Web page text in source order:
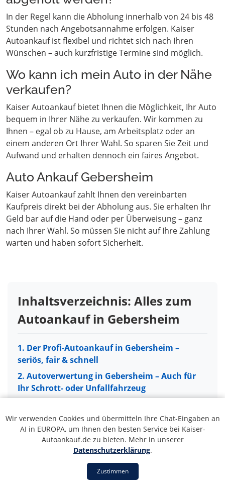
In der Regel kann die Abholung innerhalb von 24 bis 48
Stunden nach Angebotsannahme erfolgen. Kaiser
Autoankauf ist flexibel und richtet sich nach Ihren
Wünschen – auch kurzfristige Termine sind möglich.
Wo kann ich mein Auto in der Nähe
verkaufen?
Kaiser Autoankauf bietet Ihnen die Möglichkeit, Ihr Auto
bequem in Ihrer Nähe zu verkaufen. Wir kommen zu
Ihnen – egal ob zu Hause, am Arbeitsplatz oder an
einem anderen Ort Ihrer Wahl. So sparen Sie Zeit und
Aufwand und erhalten dennoch ein faires Angebot.
Auto Ankauf Gebersheim
Kaiser Autoankauf zahlt Ihnen den vereinbarten
Kaufpreis direkt bei der Abholung aus. Sie erhalten Ihr
Geld bar auf die Hand oder per Überweisung – ganz
nach Ihrer Wahl. So müssen Sie nicht auf Ihre Zahlung
warten und haben sofort Sicherheit.
Inhaltsverzeichnis: Alles zum
Autoankauf in Gebersheim
1. Der Profi-Autoankauf in Gebersheim –
seriös, fair & schnell
2. Autoverwertung in Gebersheim – Auch für
Ihr Schrott- oder Unfallfahrzeug
Gebersheim ab
4. Unser Servicegebiet: Autoankauf in ganz
Gebersheim und Umgebung
5. 5 Gründe für unseren Autoankauf-Service
1. Der Profi-Autoankauf in
Wir verwenden Cookies und übermitteln Ihre Chat-Eingaben an
AI in EUROPA, um Ihnen den besten Service bei Kaiser-
Autoankauf.de zu bieten. Mehr in unserer
Datenschutzerklärung.
Zustimmen